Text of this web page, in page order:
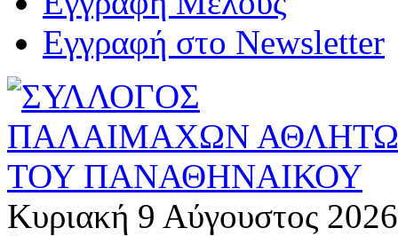
Εγγραφή στο Newsletter
Κυριακή 9 Αύγουστος